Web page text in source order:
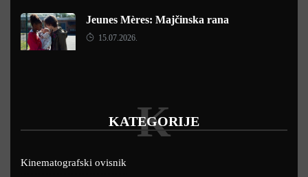
Jeunes Mères: Majčinska rana
15.07.2026.
KATEGORIJE
K
Kinematografski ovisnik